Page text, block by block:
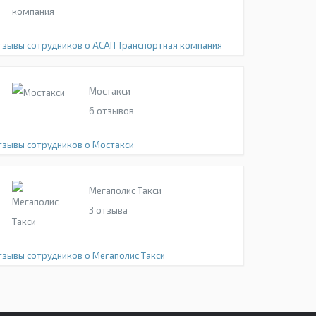
сотрудников о АСАП Транспортная компания
Мостакси
6 отзывов
сотрудников о Мостакси
Мегаполис Такси
3 отзыва
сотрудников о Мегаполис Такси